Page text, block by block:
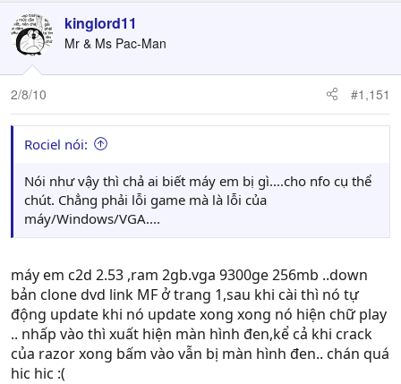
kinglord11
Mr & Ms Pac-Man
2/8/10 #1,151
Rociel nói:
Nói như vậy thì chả ai biết máy em bị gì....cho nfo cụ thể
chút. Chẳng phải lỗi game mà là lỗi của
máy/Windows/VGA....
máy em c2d 2.53 ,ram 2gb.vga 9300ge 256mb ..down
bản clone dvd link MF ở trang 1,sau khi cài thì nó tự
động update khi nó update xong xong nó hiện chữ play
.. nhấp vào thì xuất hiện màn hình đen,kể cả khi crack
của razor xong bấm vào vẫn bị màn hình đen.. chán quá
hic hic :(